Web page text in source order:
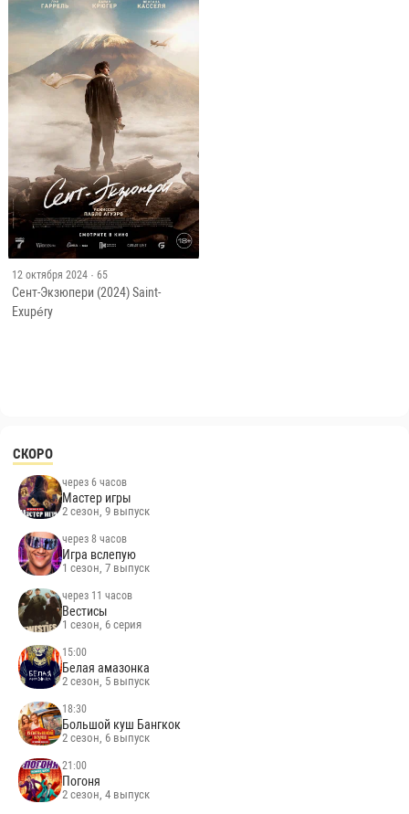
12 октября 2024 · 65
Сент-Экзюпери (2024) Saint-
Exupéry
СКОРО
через 6 часов
Мастер игры
2 сезон, 9 выпуск
через 8 часов
Игра вслепую
1 сезон, 7 выпуск
через 11 часов
Вестисы
1 сезон, 6 серия
15:00
Белая амазонка
2 сезон, 5 выпуск
18:30
Большой куш Бангкок
2 сезон, 6 выпуск
21:00
Погоня
2 сезон, 4 выпуск